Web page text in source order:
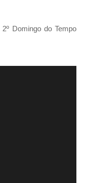
2º Domingo do Tempo